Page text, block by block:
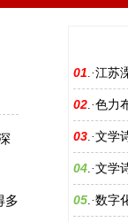
多
01.·江苏
02.·色力
03.·文学
04.·文学
05.·数字